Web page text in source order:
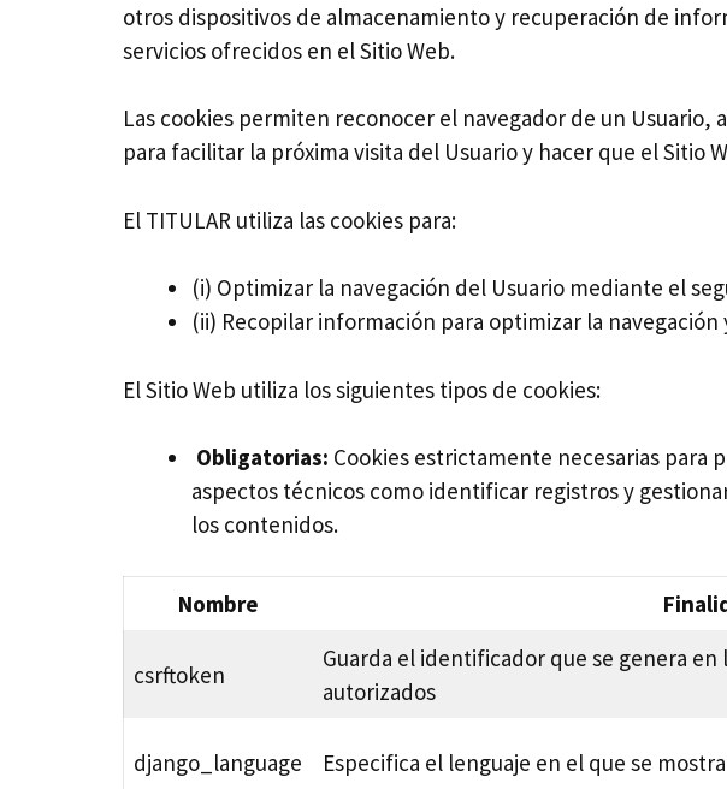
otros dispositivos de almacenamiento y recuperación de
servicios ofrecidos en el Sitio Web.
Las cookies permiten reconocer el navegador de un Usuario,
para facilitar la próxima visita del Usuario y hacer que el Sitio
El TITULAR utiliza las cookies para:
(i) Optimizar la navegación del Usuario mediante el
(ii) Recopilar información para optimizar la navegación
El Sitio Web utiliza los siguientes tipos de cookies:
Obligatorias: Cookies estrictamente necesarias para
aspectos técnicos como identificar registros y
los contenidos.
Nombre
csrftoken
Guarda el identificador que se genera
autorizados
django_language Especifica el lenguaje en el que se